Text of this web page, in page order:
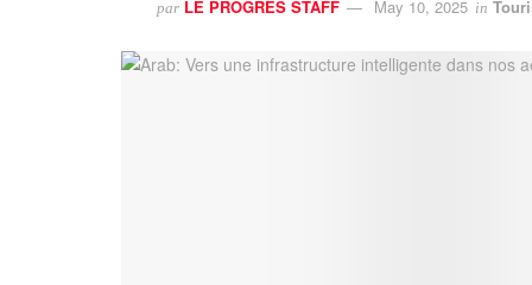
par LE PROGRES STAFF May 10, 2025 in